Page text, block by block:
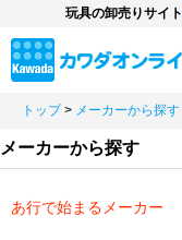
玩具の卸売りサイト
トップ > メーカーから探す
メーカーから探す
あ行で始まるメーカー